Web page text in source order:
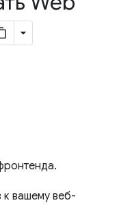
к вашему веб-